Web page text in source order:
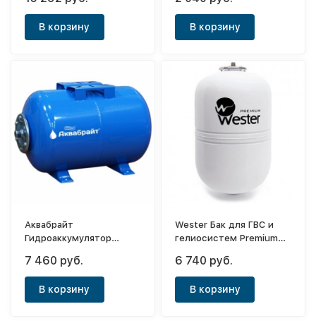
(мембрана EPDM,нерж.)
В корзину
(мембрана EPDM и
фланец сталь.)
В корзину
Аквабрайт
Гидроаккумулятор
(мембрана EPDM и
фланец сталь.)
7 460 руб.
В корзину
Wester Бак для ГВС и
гелиосистем Premium
6 740 руб.
В корзину